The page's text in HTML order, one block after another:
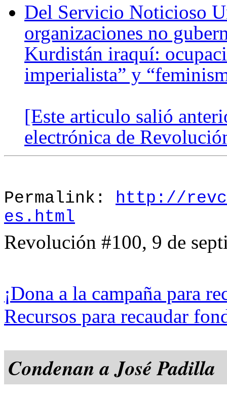
Del Servicio Noticioso
organizaciones no
Kurdistán iraquí:
imperialista” y
[Este articulo salió
electrónica de
Permalink: http://
es.html
Revolución #100, 9 de
¡Dona a la campaña para
Recursos para recaudar
Condenan a José Padilla